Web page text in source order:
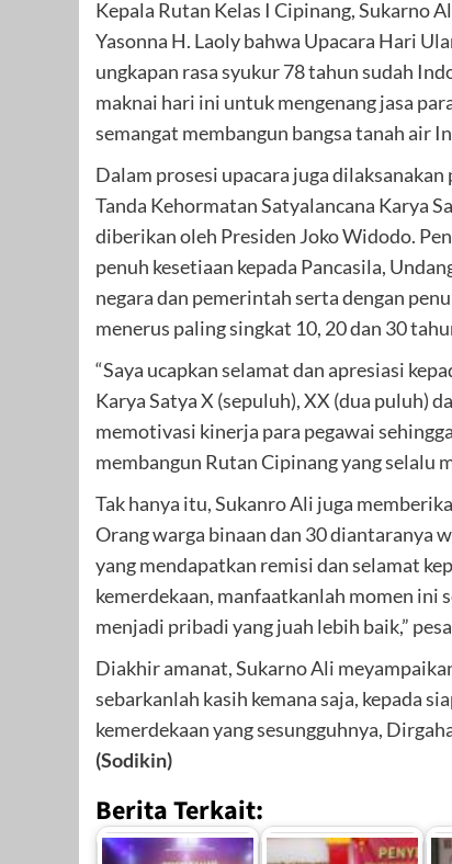
Kepala Rutan Kelas I Cipinang, Sukarno
Yasonna H. Laoly bahwa Upacara Hari
ungkapan rasa syukur 78 tahun sudah
maknai hari ini untuk mengenang jasa
semangat membangun bangsa tanah air
Dalam prosesi upacara juga
Tanda Kehormatan Satyalancana Karya
diberikan oleh Presiden Joko Widodo.
penuh kesetiaan kepada Pancasila,
negara dan pemerintah serta dengan
menerus paling singkat 10, 20 dan 30
“Saya ucapkan selamat dan apresiasi
Karya Satya X (sepuluh), XX (dua puluh)
memotivasi kinerja para pegawai
membangun Rutan Cipinang yang selalu
Tak hanya itu, Sukanro Ali juga
Orang warga binaan dan 30 diantaranya
yang mendapatkan remisi dan selamat
kemerdekaan, manfaatkanlah momen ini
menjadi pribadi yang juah lebih baik,”
Diakhir amanat, Sukarno Ali
sebarkanlah kasih kemana saja, kepada
kemerdekaan yang sesungguhnya,
(Sodikin)
Berita Terkait: